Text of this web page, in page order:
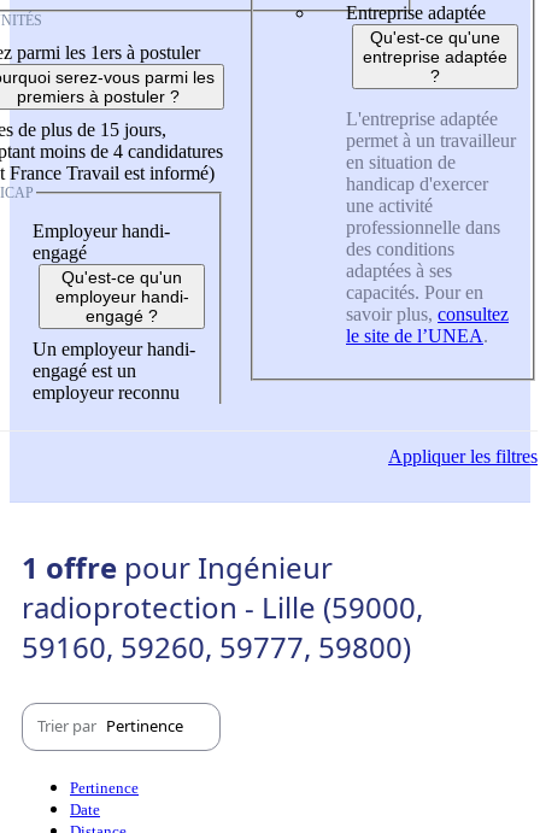
parmi les 1ers à postuler
serez-vous parmi les
premiers à postuler ?
de plus de 15 jours,
moins de 4 candidatures
France Travail est informé)
Employeur handi-
engagé
Qu'est-ce qu'un
employeur handi-
engagé ?
Un employeur handi-
engagé est un
employeur reconnu
Entreprise adaptée
Qu'est-ce qu'une
entreprise adaptée
?
L'entreprise adaptée
permet à un travailleur
en situation de
handicap d'exercer
une activité
professionnelle dans
des conditions
adaptées à ses
capacités. Pour en
savoir plus, consultez
le site de l’UNEA.
Appliquerles filtres
1 offre pour Ingénieur
radioprotection - Lille (59000,
59160, 59260, 59777, 59800)
Trier par Pertinence
Pertinence
Date